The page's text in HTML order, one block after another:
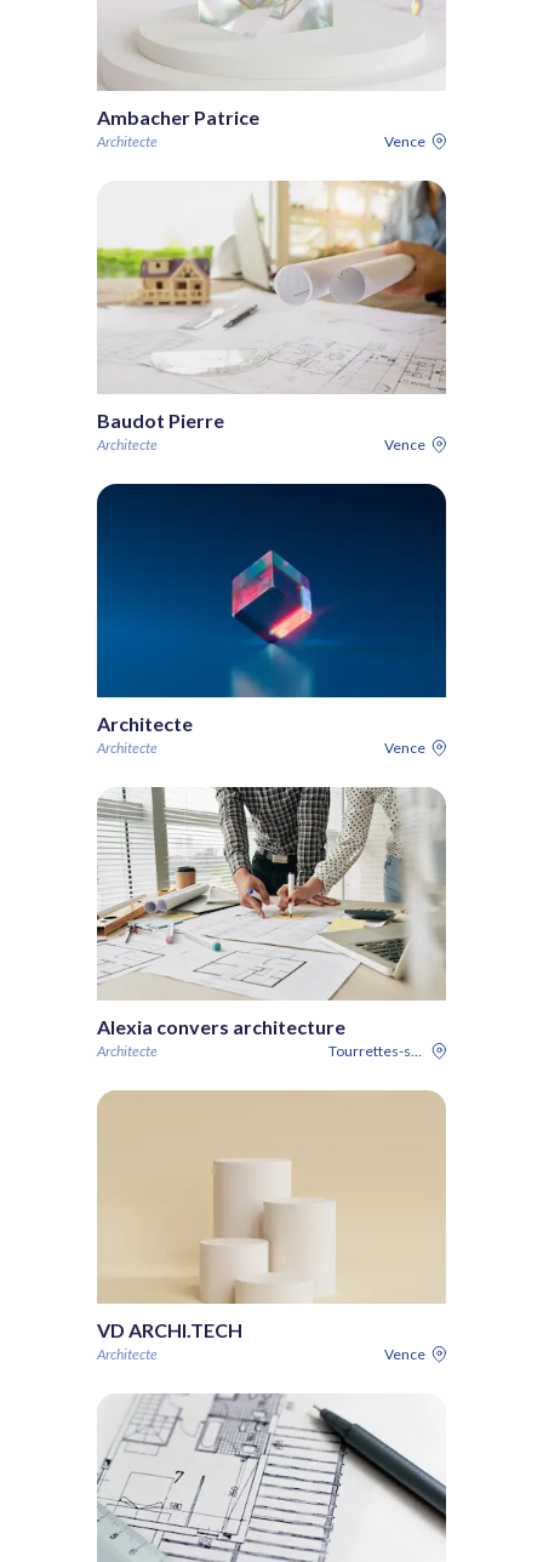
Ambacher Patrice
Architecte Vence
Baudot Pierre
Architecte Vence
Architecte
Architecte Vence
Alexia convers architecture
Architecte Tourrettes-sur-Loup
VD ARCHI.TECH
Architecte Vence